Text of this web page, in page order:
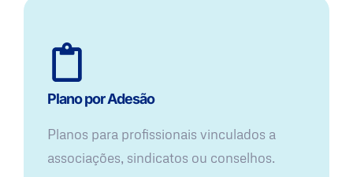
Plano por Adesão
Planos para profissionais vinculados a
associações, sindicatos ou conselhos.